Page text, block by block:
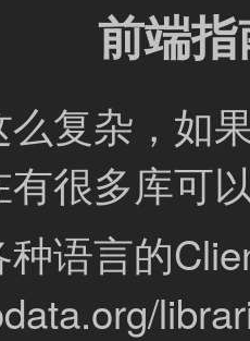
前端
复杂，如
有很多库可
语言的